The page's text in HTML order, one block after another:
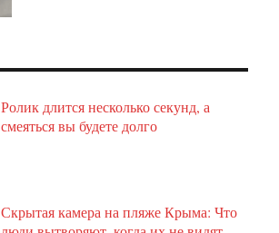
Ролик длится несколько секунд, а
смеяться вы будете долго
Скрытая камера на пляже Крыма: Что